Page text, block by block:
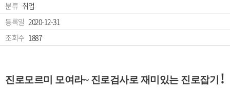
분류 취업
등록일 2020-12-31
조회수 1887
진로모르미 모여라~ 진로검사로 재미있는 진로잡기 !